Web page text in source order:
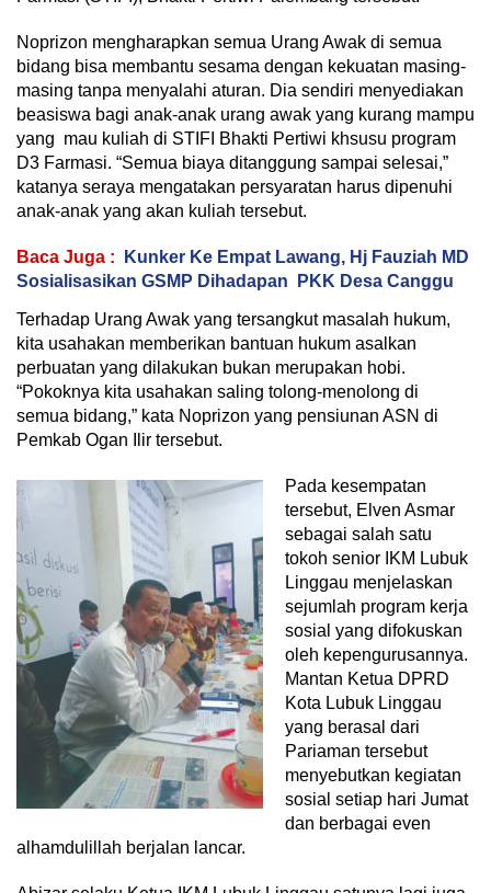
Noprizon mengharapkan semua Urang Awak di semua
bidang bisa membantu sesama dengan kekuatan masing-
masing tanpa menyalahi aturan. Dia sendiri menyediakan
beasiswa bagi anak-anak urang awak yang kurang mampu
yang mau kuliah di STIFI Bhakti Pertiwi khsusu program
D3 Farmasi. “Semua biaya ditanggung sampai selesai,”
katanya seraya mengatakan persyaratan harus dipenuhi
anak-anak yang akan kuliah tersebut.
Baca Juga :
Kunker Ke Empat Lawang, Hj Fauziah MD
Sosialisasikan GSMP Dihadapan PKK Desa Canggu
Terhadap Urang Awak yang tersangkut masalah hukum,
kita usahakan memberikan bantuan hukum asalkan
perbuatan yang dilakukan bukan merupakan hobi.
“Pokoknya kita usahakan saling tolong-menolong di
semua bidang,” kata Noprizon yang pensiunan ASN di
Pemkab Ogan Ilir tersebut.
Pada kesempatan
tersebut, Elven Asmar
sebagai salah satu
tokoh senior IKM Lubuk
Linggau menjelaskan
sejumlah program kerja
sosial yang difokuskan
oleh kepengurusannya.
Mantan Ketua DPRD
Kota Lubuk Linggau
yang berasal dari
Pariaman tersebut
menyebutkan kegiatan
sosial setiap hari Jumat
dan berbagai even
alhamdulillah berjalan lancar.